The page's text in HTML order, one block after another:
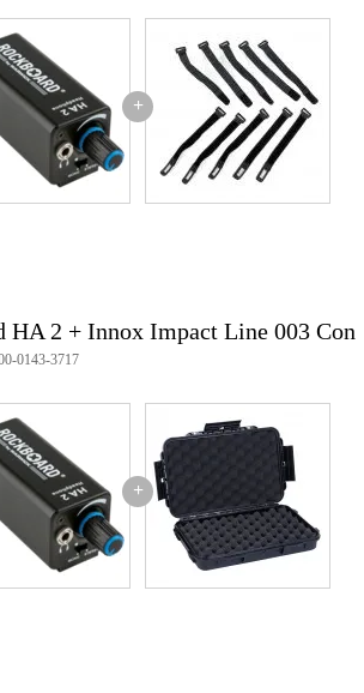
+
HA 2 + Innox Impact Line 003 Con
0143-3717
+